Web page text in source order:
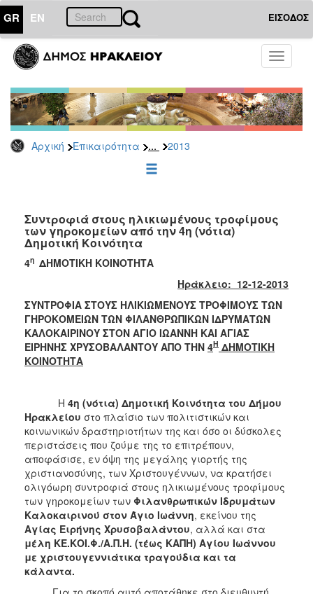
GR EN ΕΙΣΟΔΟΣ
Toggle
Αρχική Επικαιρότητα ... 2013
ΕΠΙΚΑΙΡΟΤΗΤΑ
Τύπου
Αρχείο
2026
2025
2022
2021
2020
2018
2017
2016
2015
2012
2011
2010
2006
ΔΗΜΟΤΗΣ
ΕΠΙΣΚΕΠΤΗΣ
Συντροφιά στους ηλικιωμένους τροφίμους
των γηροκομείων από την 4η (νότια)
Δημοτική Κοινότητα
4η ΔΗΜΟΤΙΚΗ ΚΟΙΝΟΤΗΤΑ
Ηράκλειο: 12-12-2013
ΣΥΝΤΡΟΦΙΑ ΣΤΟΥΣ ΗΛΙΚΙΩΜΕΝΟΥΣ ΤΡΟΦΙΜΟΥΣ ΤΩΝ
ΓΗΡΟΚΟΜΕΙΩΝ ΤΩΝ ΦΙΛΑΝΘΡΩΠΙΚΩΝ ΙΔΡΥΜΑΤΩΝ
ΚΑΛΟΚΑΙΡΙΝΟΥ ΣΤΟΝ ΑΓΙΟ ΙΩΑΝΝΗ ΚΑΙ ΑΓΙΑΣ
ΕΙΡΗΝΗΣ ΧΡΥΣΟΒΑΛΑΝΤΟΥ ΑΠΟ ΤΗΝ 4Η ΔΗΜΟΤΙΚΗ
ΚΟΙΝΟΤΗΤΑ
Η 4η (νότια) Δημοτική Κοινότητα του Δήμου
Ηρακλείου στο πλαίσιο των πολιτιστικών και
κοινωνικών δραστηριοτήτων της και όσο οι δύσκολες
περιστάσεις που ζούμε της το επιτρέπουν,
αποφάσισε, εν όψη της μεγάλης γιορτής της
χριστιανοσύνης, των Χριστουγέννων, να κρατήσει
ολιγόωρη συντροφιά στους ηλικιωμένους τροφίμους
των γηροκομείων των Φιλανθρωπικών Ιδρυμάτων
Καλοκαιρινού στον Άγιο Ιωάννη, εκείνου της
Αγίας Ειρήνης Χρυσοβαλάντου, αλλά και στα
μέλη ΚΕ.ΚΟΙ.Φ./Α.Π.Η. (τέως ΚΑΠΗ) Αγίου Ιωάννου
με χριστουγεννιάτικα τραγούδια και τα
κάλαντα.